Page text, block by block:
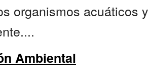
organismos acuáticos
Ambiental